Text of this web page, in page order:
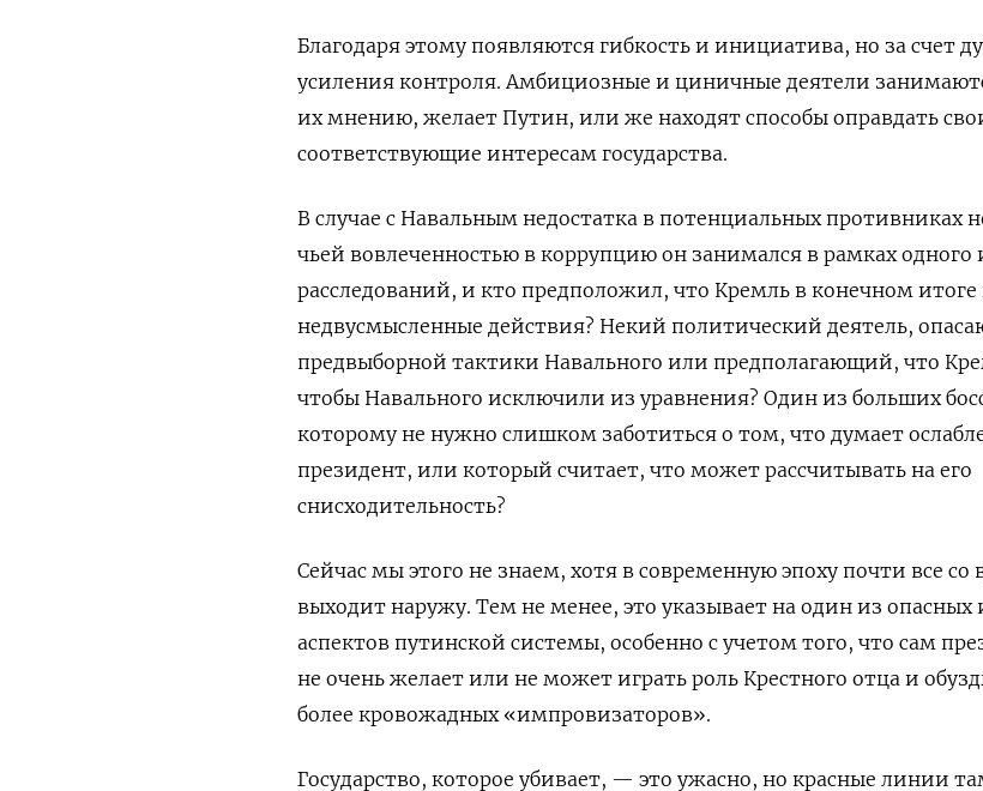
Благодаря этому появляются гибкость и инициатива, но за счет
усиления контроля. Амбициозные и циничные деятели
их мнению, желает Путин, или же находят способы оправдать
соответствующие интересам государства.
В случае с Навальным недостатка в потенциальных противниках
чьей вовлеченностью в коррупцию он занимался в рамках одного
расследований, и кто предположил, что Кремль в конечном итоге
недвусмысленные действия? Некий политический деятель,
предвыборной тактики Навального или предполагающий, что
чтобы Навального исключили из уравнения? Один из больших
которому не нужно слишком заботиться о том, что думает
президент, или который считает, что может рассчитывать на его
снисходительность?
Сейчас мы этого не знаем, хотя в современную эпоху почти все со
выходит наружу. Тем не менее, это указывает на один из
аспектов путинской системы, особенно с учетом того, что сам
не очень желает или не может играть роль Крестного отца и
более кровожадных «импровизаторов».
Государство, которое убивает, — это ужасно, но красные линии